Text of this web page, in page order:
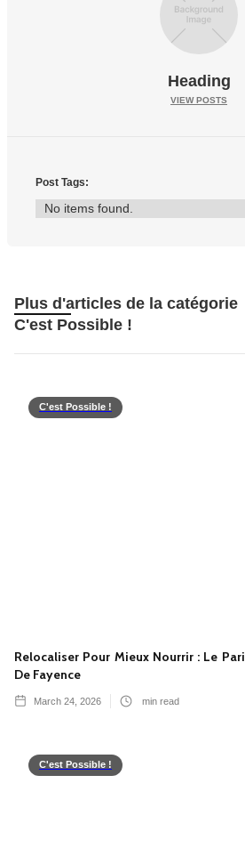
Heading
VIEW POSTS
Post Tags:
No items found.
Plus d'articles de la catégorie
C'est Possible !
C'est Possible !
Relocaliser Pour Mieux Nourrir : Le
De Fayence
March 24, 2026 min read
C'est Possible !